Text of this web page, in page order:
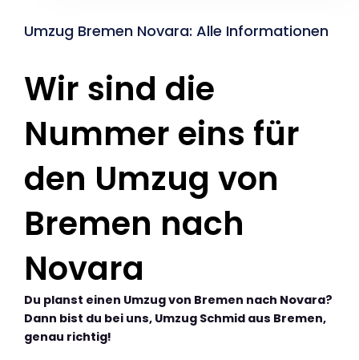
Umzug Bremen Novara: Alle Informationen
Wir sind die
Nummer eins für
den Umzug von
Bremen nach
Novara
Du planst einen Umzug von Bremen nach Novara?
Dann bist du bei uns, Umzug Schmid aus Bremen,
genau richtig!